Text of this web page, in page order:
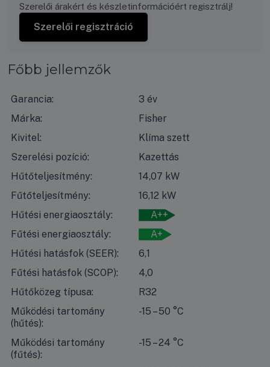
Szerelői árakért és készletinformációért regisztrálj!
Szerelői regisztráció
Főbb jellemzők
Garancia:
3 év
Márka:
Fisher
Kivitel:
Klíma szett
Szerelési pozíció:
Kazettás
Hűtőteljesítmény:
14,07 kW
Fűtőteljesítmény:
16,12 kW
Hűtési energiaosztály:
A++
Fűtési energiaosztály:
A+
Hűtési hatásfok (SEER):
6,1
Fűtési hatásfok (SCOP):
4,0
Hűtőközeg típusa:
R32
Működési tartomány
(hűtés):
-15 – 50 °C
Működési tartomány
(fűtés):
-15 – 24 °C